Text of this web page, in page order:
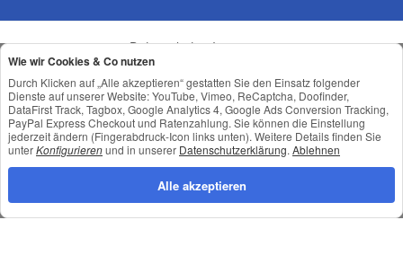
Datenschutz•Impressum
Wie wir Cookies & Co nutzen
Durch Klicken auf „Alle akzeptieren“ gestatten Sie den Einsatz folgender
Dienste auf unserer Website: YouTube, Vimeo, ReCaptcha, Doofinder,
DataFirst Track, Tagbox, Google Analytics 4, Google Ads Conversion Tracking,
PayPal Express Checkout und Ratenzahlung. Sie können die Einstellung
jederzeit ändern (Fingerabdruck-Icon links unten). Weitere Details finden Sie
unterKonfigurierenund in unserer Datenschutzerklärung. Ablehnen
Alle akzeptieren